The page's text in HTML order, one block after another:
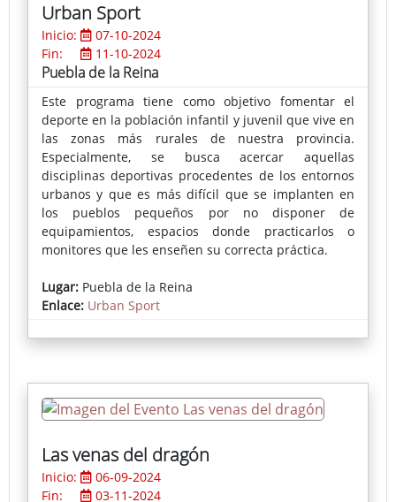
Urban Sport
Inicio:
07-10-2024
Fin:
11-10-2024
Puebla de la Reina
Este programa tiene como objetivo fomentar el
deporte en la población infantil y juvenil que vive en
las zonas más rurales de nuestra provincia.
Especialmente, se busca acercar aquellas
disciplinas deportivas procedentes de los entornos
urbanos y que es más difícil que se implanten en
los pueblos pequeños por no disponer de
equipamientos, espacios donde practicarlos o
monitores que les enseñen su correcta práctica.
En cada localidad se instala una pista deportiva
portátil donde se puede practicar skate, voleibol,
actividades muy demandadas por los más jóvenes.
Lugar: Puebla de la Reina
Enlace: Urban Sport
Las venas del dragón
Inicio:
06-09-2024
Fin:
03-11-2024